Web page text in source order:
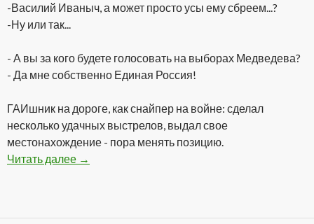
-Василий Иваныч, а может просто усы ему сбреем...?
-Ну или так...
- А вы за кого будете голосовать на выборах Медведева?
- Да мне собственно Единая Россия!
ГАИшник на дороге, как снайпер на войне: сделал
несколько удачных выстрелов, выдал свое
местонахождение - пора менять позицию.
Читать далее Подборка Анекдотов
→